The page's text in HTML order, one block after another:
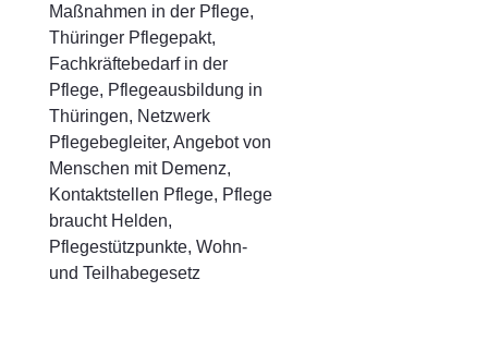
Maßnahmen in der Pflege,
Thüringer Pflegepakt,
Fachkräftebedarf in der
Pflege, Pflegeausbildung in
Thüringen, Netzwerk
Pflegebegleiter, Angebot von
Menschen mit Demenz,
Kontaktstellen Pflege, Pflege
braucht Helden,
Pflegestützpunkte, Wohn-
und Teilhabegesetz